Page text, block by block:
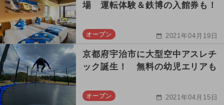
場 運転体験＆鉄博の入館券も！
オープン 2021年04月19日
京都府宇治市に大型空中アスレチ
ック誕生！ 無料の幼児エリアも
オープン 2021年04月15日